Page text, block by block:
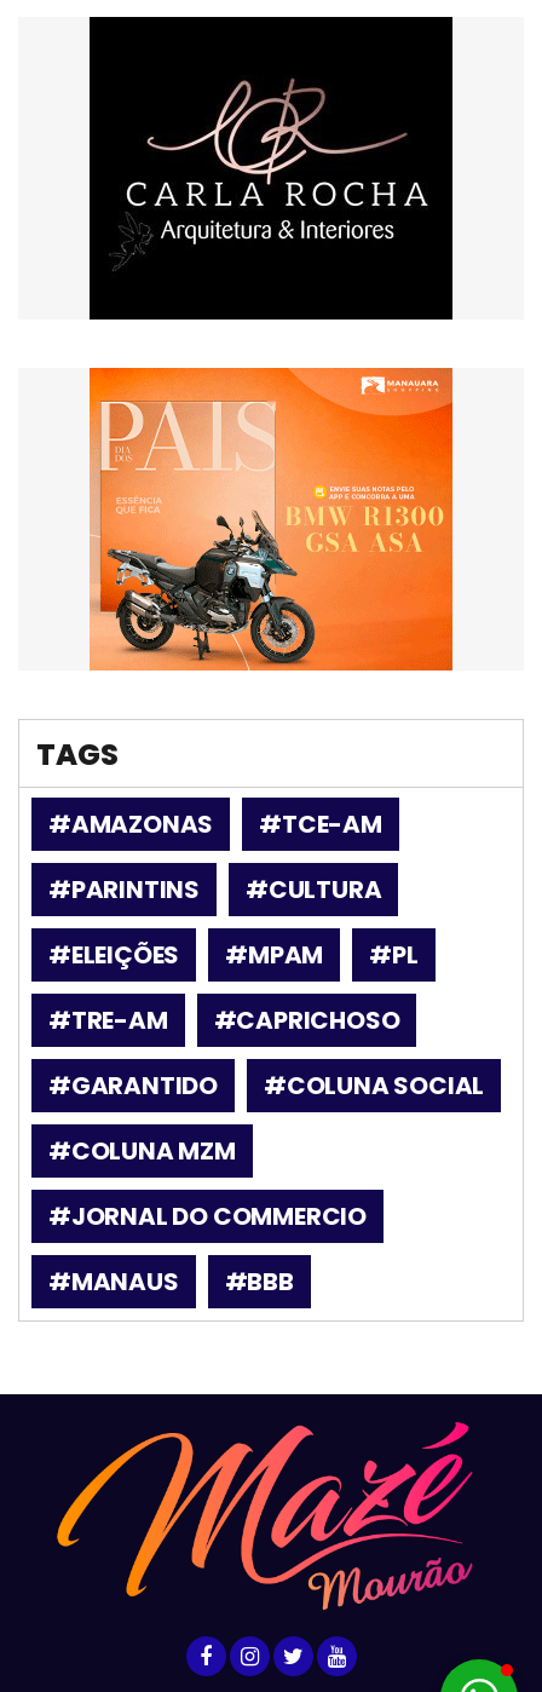
TAGS
#AMAZONAS
#TCE-AM
#PARINTINS
#CULTURA
#ELEIÇÕES
#MPAM
#PL
#TRE-AM
#CAPRICHOSO
#GARANTIDO
#COLUNA SOCIAL
#COLUNA MZM
#JORNAL DO COMMERCIO
#MANAUS
#BBB